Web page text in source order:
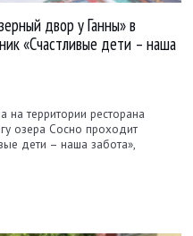
двор у Ганны» в
«Счастливые дети – наша
территории ресторана
озера Сосно проходит
дети – наша забота»,